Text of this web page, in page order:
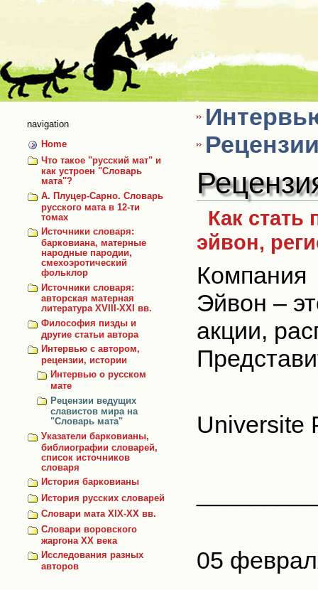
navigation
Home
Что такое "русский мат" и
как устроен "Словарь
мата"?
А. Плуцер-Сарно. Словарь
русского мата в 12-ти
томах
Источники словаря:
барковиана, матерные
народные пародии,
смехоэротический
фольклор
Источники словаря:
авторская матерная
литература XVIII-XXI вв.
Философия пизды и
другие статьи автора
Интервью с автором,
рецензии, истории
Интервью о русском
мате
Рецензии ведущих
славистов мира на
"Словарь мата"
Указатели барковианы,
библиографии словарей,
список источников
словаря
История барковианы
История русских словарей
Словари мата XIX-XX вв.
Словари воровского
жаргона ХХ века
Исследования разных
авторов
Как
эйвон,
Компания
Эйвон –
акции,
Universite
05